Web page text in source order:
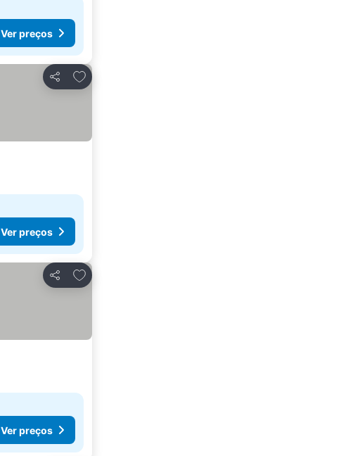
Ver preços
Partilhar
Adicionar aos favoritos
Ver preços
Partilhar
Adicionar aos favoritos
Ver preços